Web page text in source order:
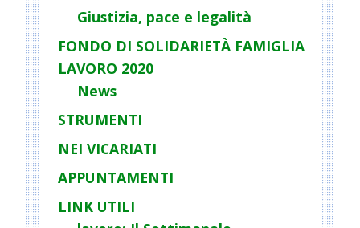
Giustizia, pace e legalità
FONDO DI SOLIDARIETÀ FAMIGLIA
LAVORO 2020
News
STRUMENTI
NEI VICARIATI
APPUNTAMENTI
LINK UTILI